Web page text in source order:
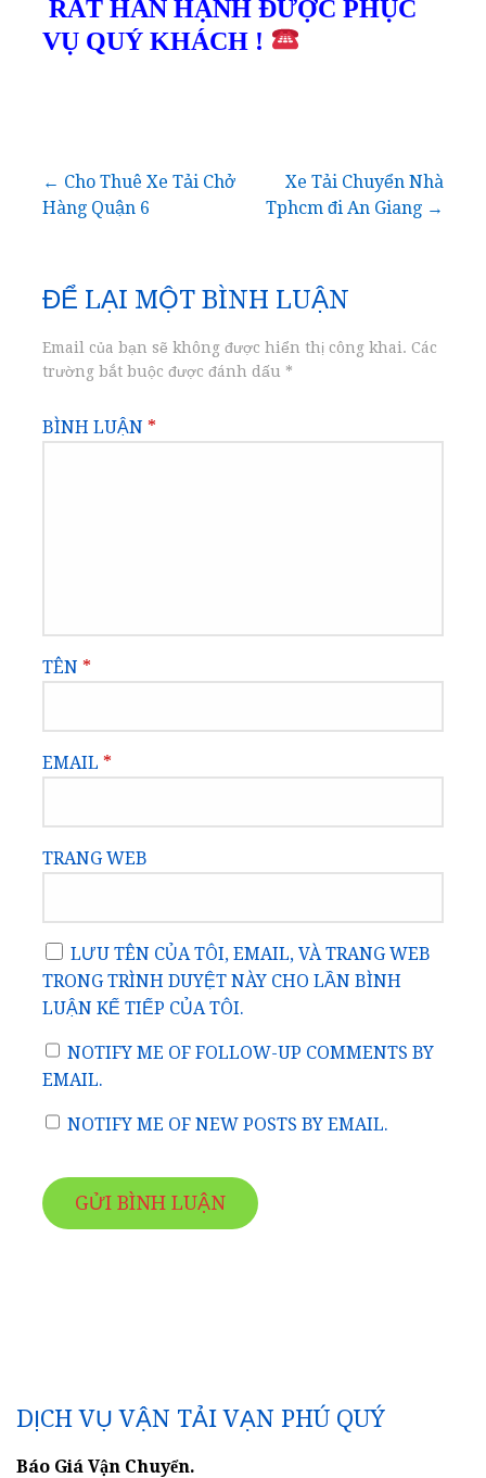
RẤT HÂN HẠNH ĐƯỢC PHỤC
VỤ QUÝ KHÁCH !
Điều
bài
viết
← Cho Thuê Xe Tải Chở
Hàng Quận 6
Xe Tải Chuyển Nhà
Tphcm đi An Giang →
ĐỂ LẠI MỘT BÌNH LUẬN
Email của bạn sẽ không được hiển thị công khai. Các
trường bắt buộc được đánh dấu *
BÌNH LUẬN *
TÊN *
EMAIL *
TRANG WEB
LƯU TÊN CỦA TÔI, EMAIL, VÀ TRANG WEB
TRONG TRÌNH DUYỆT NÀY CHO LẦN BÌNH
LUẬN KẾ TIẾP CỦA TÔI.
NOTIFY ME OF FOLLOW-UP COMMENTS BY
EMAIL.
NOTIFY ME OF NEW POSTS BY EMAIL.
DỊCH VỤ VẬN TẢI VẠN PHÚ QUÝ
Báo Giá Vận Chuyển.